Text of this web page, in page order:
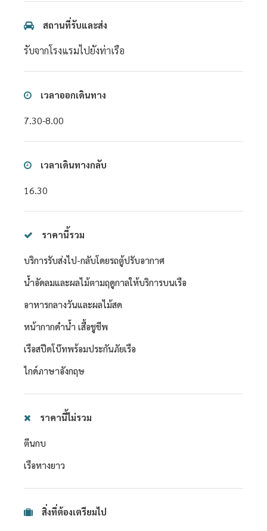
สถานที่รับและส่ง
รับจากโรงแรมไปยังท่าเรือ
เวลาออกเดินทาง
7.30-8.00
เวลาเดินทางกลับ
16.30
ราคานี้รวม
บริการรับส่งไป-กลับโดยรถตู้ปรับอากาศ
น้ำอัดลมและผลไม้ตามฤดูกาลให้บริการบนเรือ
อาหารกลางวันและผลไม้สด
หน้ากากดำน้ำ เสื้อชูชีพ
เรือสปีดโบ๊ทพร้อมประกันภัยเรือ
ไกด์ภาษาอังกฤษ
ราคานี้ไม่รวม
ตีนกบ
เรือหางยาว
สิ่งที่ต้องเตรียมไป